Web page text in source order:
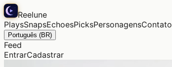
Reelune
PlaysSnapsEchoesPicksPersonagensContato
Português (BR)
Feed
EntrarCadastrar